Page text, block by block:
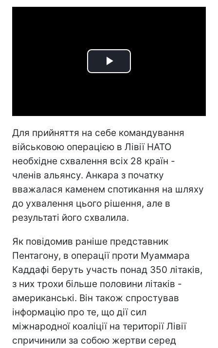
Play
Для прийняття на себе командування
військовою операцією в Лівії НАТО
необхідне схвалення всіх 28 країн -
членів альянсу. Анкара з початку
вважалася каменем спотикання на шляху
до ухвалення цього рішення, але в
результаті його схвалила.
Як повідомив раніше представник
Пентагону, в операції проти Муаммара
Каддафі беруть участь понад 350 літаків,
з них трохи більше половини літаків -
американські. Він також спростував
інформацію про те, що дії сил
міжнародної коаліції на території Лівії
спричинили за собою жертви серед